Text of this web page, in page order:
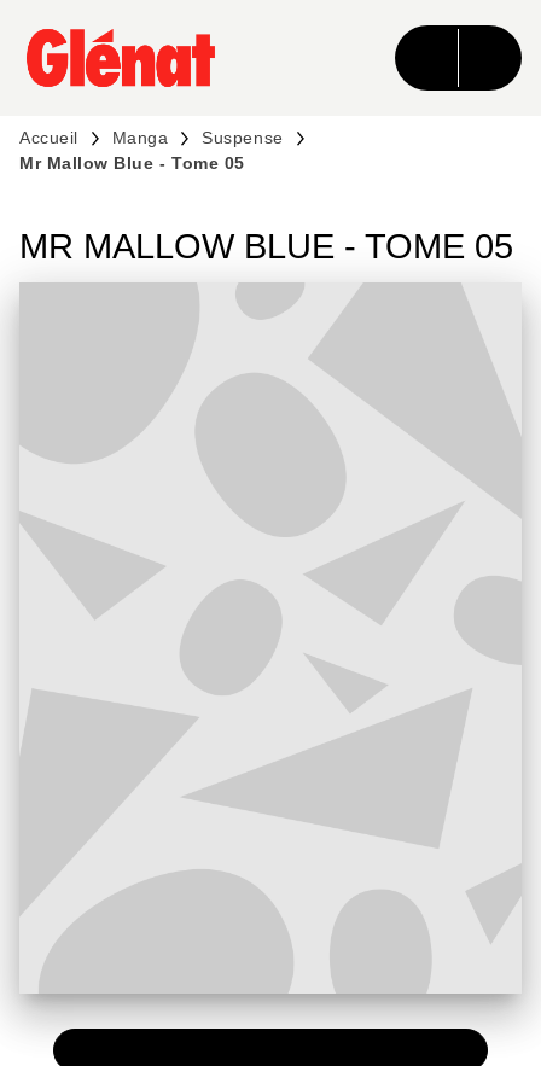
MENU RECHERCHE CONTENU
PIED DE PAGE
Accueil Manga
Suspense
Mr Mallow Blue - Tome 05
MR MALLOW BLUE - TOME 05